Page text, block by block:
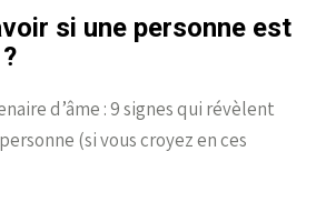
si une personne est
d’âme : 9 signes qui révèlent
(si vous croyez en ces